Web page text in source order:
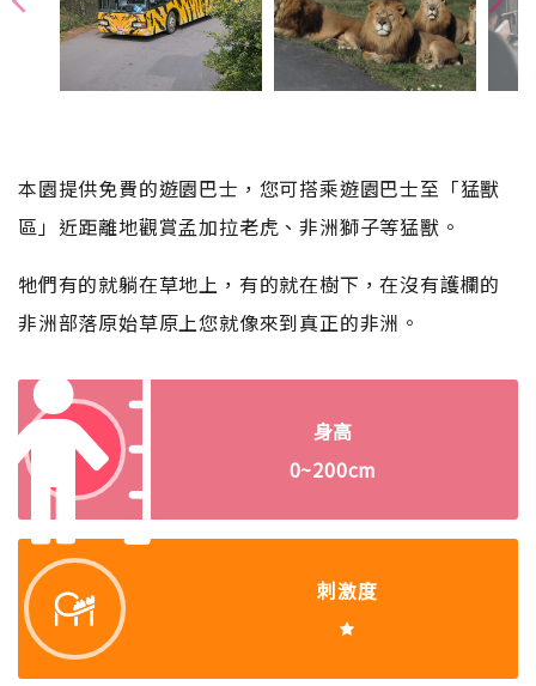
本園提供免費的遊園巴士，您可搭乘遊園巴士至「猛獸
區」近距離地觀賞孟加拉老虎、非洲獅子等猛獸。
牠們有的就躺在草地上，有的就在樹下，在沒有護欄的
非洲部落原始草原上您就像來到真正的非洲。
身高
0~200cm
刺激度